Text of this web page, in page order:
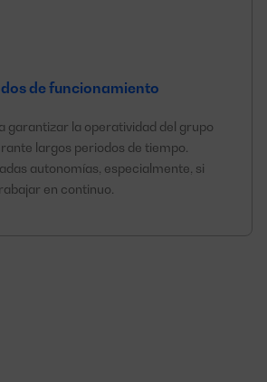
de funcionamiento
garantizar la operatividad del grupo
largos periodos de tiempo.
autonomías, especialmente, si
en continuo.